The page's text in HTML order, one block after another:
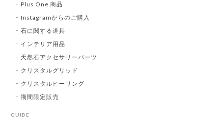
Plus One 商品
Instagramからのご購入
石に関する道具
インテリア用品
天然石アクセサリーパーツ
クリスタルグリッド
クリスタルヒーリング
期間限定販売
GUIDE